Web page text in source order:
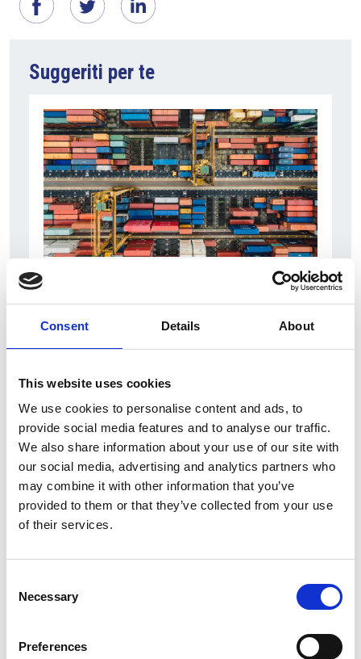
Consent Details About
This website uses cookies
We use cookies to personalise content and ads, to
provide social media features and to analyse our traffic.
We also share information about your use of our site with
our social media, advertising and analytics partners who
may combine it with other information that you’ve
provided to them or that they’ve collected from your use
of their services.
Selection
Necessary
Preferences
Suggeriti per te
L’interscambio Italia – Repubblica ha superato
nel primo semestre i dieci miliardi di euro
Overview Economica
Repubblica Ceca